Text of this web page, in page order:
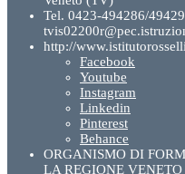
Tel. 0423-494286/
http://
Facebook
Youtube
Instagram
Linkedin
Pinterest
Behance
ORGANISMO DI
LA REGIONE VENETO